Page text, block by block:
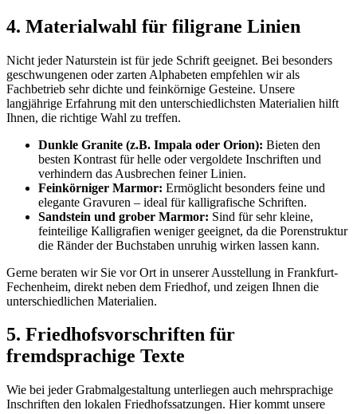
4. Materialwahl für filigrane Linien
Nicht jeder Naturstein ist für jede Schrift geeignet. Bei besonders
geschwungenen oder zarten Alphabeten empfehlen wir als
Fachbetrieb sehr dichte und feinkörnige Gesteine. Unsere
langjährige Erfahrung mit den unterschiedlichsten Materialien hilft
Ihnen, die richtige Wahl zu treffen.
Dunkle Granite (z.B. Impala oder Orion): Bieten den
besten Kontrast für helle oder vergoldete Inschriften und
verhindern das Ausbrechen feiner Linien.
Feinkörniger Marmor: Ermöglicht besonders feine und
elegante Gravuren – ideal für kalligrafische Schriften.
Sandstein und grober Marmor: Sind für sehr kleine,
feinteilige Kalligrafien weniger geeignet, da die Porenstruktur
die Ränder der Buchstaben unruhig wirken lassen kann.
Gerne beraten wir Sie vor Ort in unserer Ausstellung in Frankfurt-
Fechenheim, direkt neben dem Friedhof, und zeigen Ihnen die
unterschiedlichen Materialien.
5. Friedhofsvorschriften für
fremdsprachige Texte
Wie bei jeder Grabmalgestaltung unterliegen auch mehrsprachige
Inschriften den lokalen Friedhofssatzungen. Hier kommt unsere